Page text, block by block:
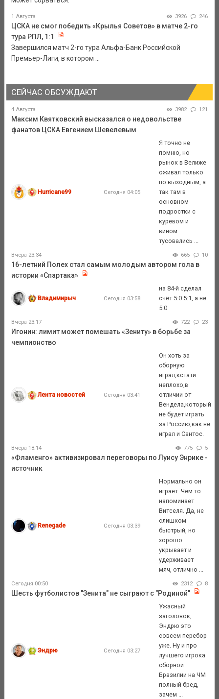
1 Августа 3926 246
ЦСКА не смог победить «Крылья Советов» в матче 2-го
тура РПЛ, 1:1
Завершился матч 2-го тура Альфа-Банк Российской
Премьер-Лиги, в котором ...
СЕЙЧАС ОБСУЖДАЮТ
4 Августа 3982 121
Максим Квятковский высказался о недовольстве
фанатов ЦСКА Евгением Шевелевым
Hurricane99 Сегодня 04:05
Я точно не
помню, но
рынок в Велиже
оживал только
по выходным, а
так там в
основном
подростки с
куревом и
вином
тусовались ...
Вчера 23:34 665 10
16-летний Полех стал самым молодым автором гола в
истории «Спартака»
Владимирыч Сегодня 03:58
на 84-й сделал
счёт 5:0 5:1, а не
5:0
Вчера 23:17 722 23
Игонин: лимит может помешать «Зениту» в борьбе за
чемпионство
Лента новостей Сегодня 03:41
Он хоть за
сборную
играл,кстати
неплохо,в
отличии от
Вендела,который
не будет играть
за Россию,как не
играл и Сантос.
Вчера 18:14 775 5
«Фламенго» активизировал переговоры по Луису Энрике -
источник
Renegade Сегодня 03:39
Нормально он
играет. Чем то
напоминает
Витселя. Да, не
слишком
быстрый, но
хорошо
укрывает и
удерживает
мяч, отлично ...
Сегодня 00:50 2312 8
Шесть футболистов "Зенита" не сыграют с "Родиной"
Эндрю Сегодня 03:27
Ужасный
заголовок,
Эндрю это
совсем перебор
уже. Ну и про
лучшего игрока
сборной
Бразилии на ЧМ
полный бред,
зачем ...